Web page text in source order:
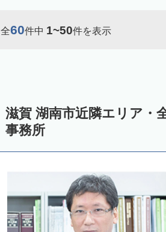
全60件中 1~50件を表示
滋賀 湖南市近隣エリア・
事務所